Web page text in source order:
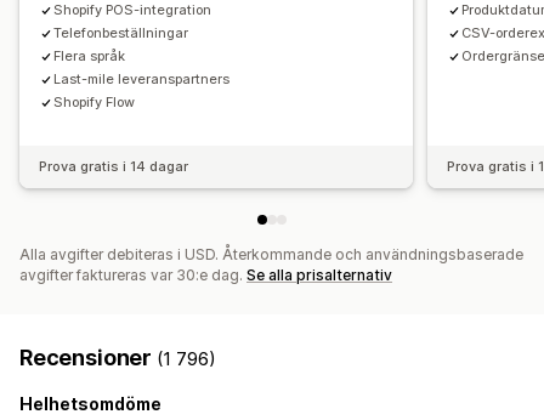
Shopify POS-integration
Telefonbeställningar
Flera språk
Last-mile leveranspartners
Shopify Flow
Prova gratis i 14 dagar
CSV-
Prova gratis i
Alla avgifter debiteras i USD. Återkommande och användningsbaserade
avgifter faktureras var 30:e dag. Se alla prisalternativ
Recensioner (1 796)
Helhetsomdöme